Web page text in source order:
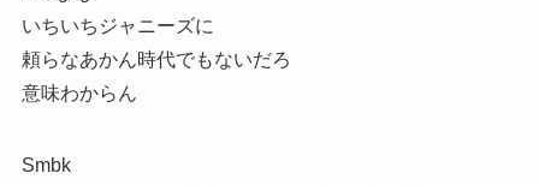
いちいちジャニーズに
頼らなあかん時代でもないだろ
意味わからん
Smbk